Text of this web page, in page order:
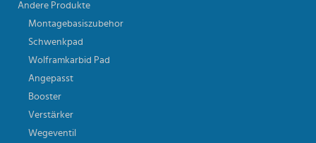
Andere Produkte
Montagebasiszubehor
Schwenkpad
Wolframkarbid Pad
Angepasst
Booster
Verstärker
Wegeventil